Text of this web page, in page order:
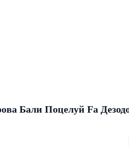
Бали Поцелуй Fa